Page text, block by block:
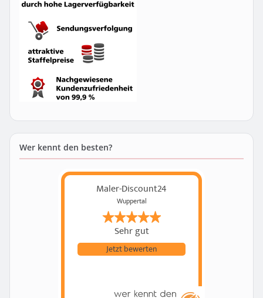
Wer kennt den besten?
Maler-Discount24
Wuppertal
Sehr gut
Jetzt bewerten